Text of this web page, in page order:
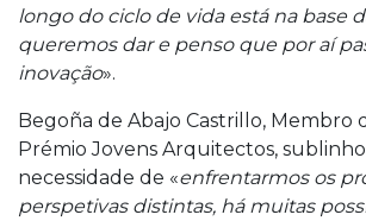
longo do ciclo de vida está na base
queremos dar e penso que por aí
inovação».
Begoña de Abajo Castrillo, Membro
Prémio Jovens Arquitectos,
necessidade de «enfrentarmos os
perspetivas distintas, há muitas